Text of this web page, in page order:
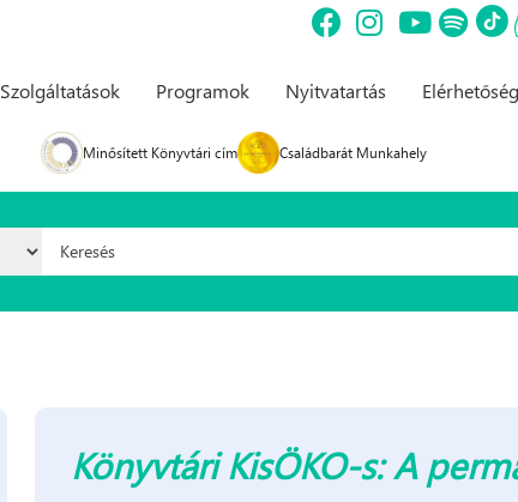
Szolgáltatások Programok Nyitvatartás
Minősített Könyvtári cím Családbarát Munkahely
Keresés űrlap
Könyvtári KisÖKO-s: A